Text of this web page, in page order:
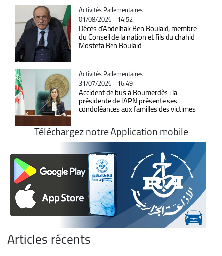
Catégorie
Activités Parlementaires
01/08/2026 - 14:52
Décès d'Abdelhak Ben Boulaïd, membre
du Conseil de la nation et fils du chahid
Mostefa Ben Boulaïd
Catégorie
Activités Parlementaires
31/07/2026 - 16:49
Accident de bus à Boumerdès : la
présidente de l'APN présente ses
condoléances aux familles des victimes
Téléchargez notre Application mobile
Articles récents